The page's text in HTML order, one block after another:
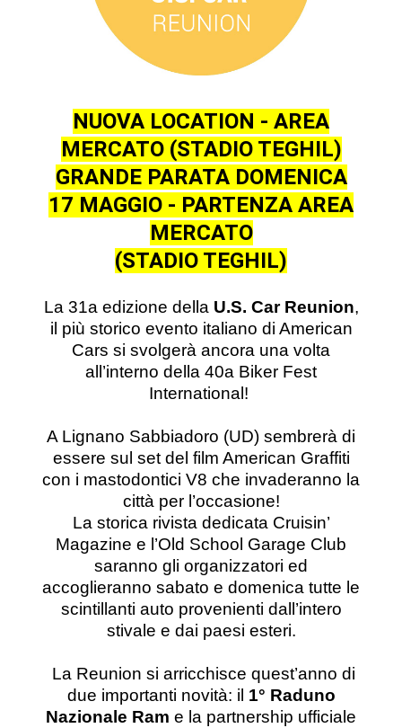
NUOVA LOCATION - AREA
MERCATO (STADIO TEGHIL)
GRANDE PARATA DOMENICA
17 MAGGIO - PARTENZA AREA
MERCATO
(STADIO TEGHIL)
La 31a edizione della U.S. Car Reunion,
il più storico evento italiano di American
Cars si svolgerà ancora una volta
all’interno della 40a Biker Fest
International!
A Lignano Sabbiadoro (UD) sembrerà di
essere sul set del film American Graffiti
con i mastodontici V8 che invaderanno la
città per l’occasione!
La storica rivista dedicata Cruisin’
Magazine e l’Old School Garage Club
saranno gli organizzatori ed
accoglieranno sabato e domenica tutte le
scintillanti auto provenienti dall’intero
stivale e dai paesi esteri.
La Reunion si arricchisce quest’anno di
due importanti novità: il 1° Raduno
Nazionale Ram e la partnership ufficiale